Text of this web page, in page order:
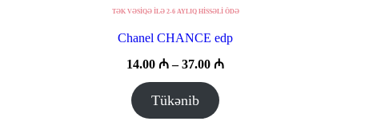
TƏK VƏSİQƏ İLƏ 2-6 AYLIQ HİSSƏLİ ÖDƏ
Chanel CHANCE edp
14.00 ₼ –37.00 ₼Fiyat
Tükənib